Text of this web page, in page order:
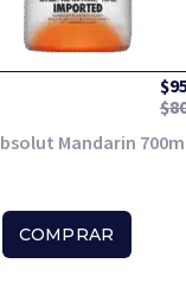
$
$
Mandarin
COMPRAR